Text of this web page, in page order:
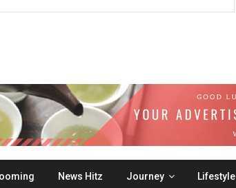
News Hitz Journey Lifestyle